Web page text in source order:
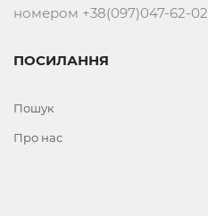
номером +38(097)047-62-02
ПОСИЛАННЯ
Пошук
Про нас